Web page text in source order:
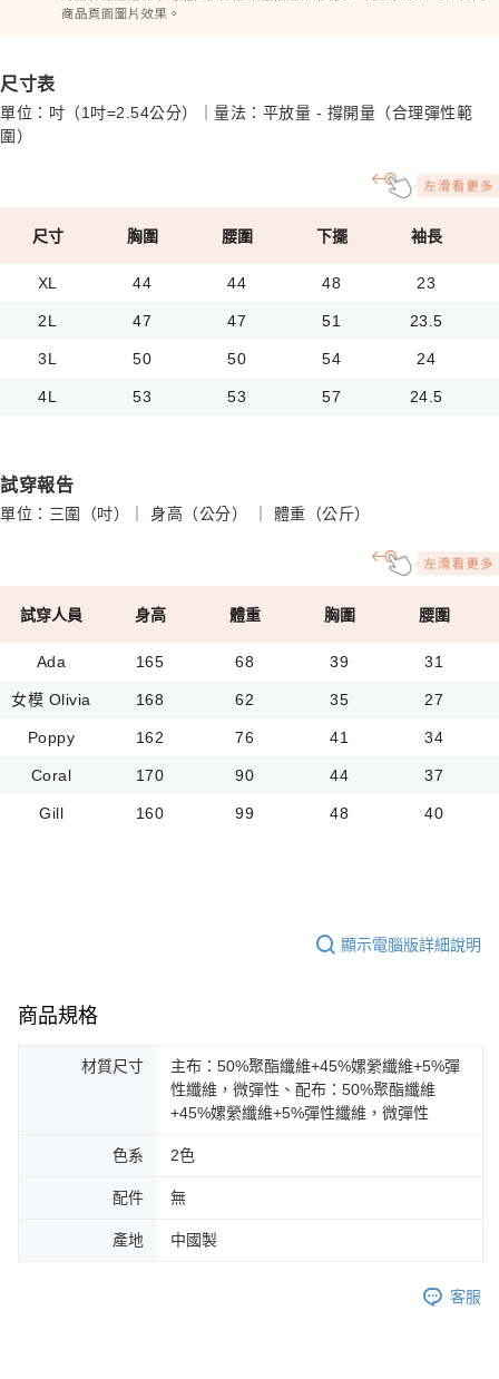
尺寸表
單位：吋（1吋=2.54公分）｜量法：平放量 - 撐開量（合理彈性範
圍）
尺寸 胸圍 腰圍 下擺 袖長
XL 44 44 48 23
2L 47 47 51 23.5
3L 50 50 54 24
4L 53 53 57 24.5
試穿報告
單位：三圍（吋）｜ 身高（公分） ｜ 體重（公斤）
試穿人員 身高 體重 胸圍 腰圍
Ada 165 68 39 31
女模 Olivia 168 62 35 27
Poppy 162 76 41 34
Coral 170 90 44 37
Gill 160 99 48 40
顯示電腦版詳細說明
商品規格
材質尺寸
主布：50%聚酯纖維+45%嫘縈纖維+5%彈
性纖維，微彈性、配布：50%聚酯纖維
+45%嫘縈纖維+5%彈性纖維，微彈性
色系 2色
配件 無
產地 中國製
客服